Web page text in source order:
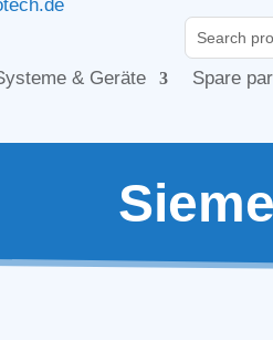
& Geräte Spare